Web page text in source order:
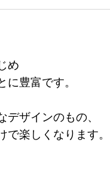
め
豊富です。
ザインのもの、
楽しくなります。